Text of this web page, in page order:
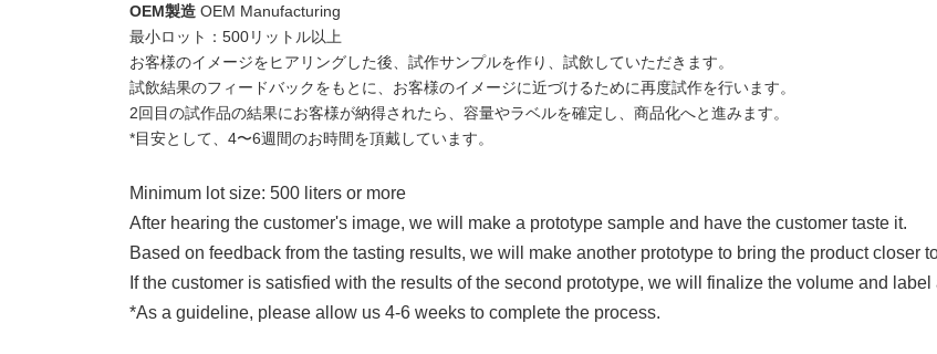
OEM製造 OEM Manufacturing
最小ロット：500リットル以上
お客様のイメージをヒアリングした後、試作サンプルを作り、試飲していただきます。
試飲結果のフィードバックをもとに、お客様のイメージに近づけるために再度試作を行います。
2回目の試作品の結果にお客様が納得されたら、容量やラベルを確定し、商品化へと進みます。
*目安として、4〜6週間のお時間を頂戴しています。
Minimum lot size: 500 liters or more
After hearing the customer's image, we will make a prototype sample and have the customer taste it.
Based on feedback from the tasting results, we will make another prototype to bring the product closer
If the customer is satisfied with the results of the second prototype, we will finalize the volume and
*As a guideline, please allow us 4-6 weeks to complete the process.